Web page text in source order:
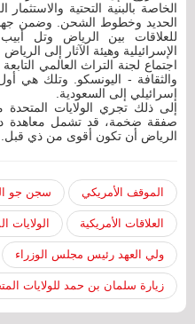
الخاصة بالبنية التحتية
الحديد وخطوط الشحن. وضمن
للعلاقات بين الرياض وتل
الإسرائيلية وهيئة الآثار إلى
اجتماع لجنة التراث العالمي
والثقافة - اليونسكو. وتلك هي
إسرائيلي إلى السعودية.
إلى ذلك تجري الولايات المتحدة
صفقة ضخمة، قد تشمل معاهدة
الرياض أن تكون أقوى من ذي قبل.
الموقف الأمريكي سجن جو
العلاقات الأمريكية الولايات
ولي العهد رئيس مجلس الوزراء
زيارة سلمان بن حمد للولايات المتحدة -